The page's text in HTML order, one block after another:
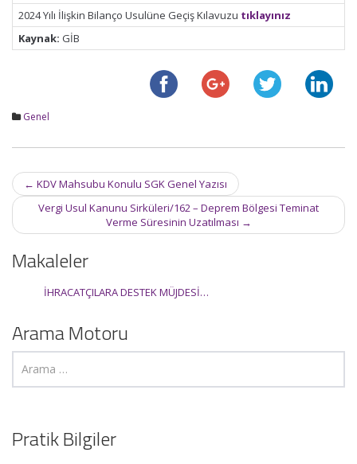
2024 Yılı İlişkin Bilanço Usulüne Geçiş Kılavuzu tıklayınız
Kaynak: GİB
Genel
Post
navigation
← KDV Mahsubu Konulu SGK Genel Yazısı
Vergi Usul Kanunu Sirküleri/162 – Deprem Bölgesi Teminat
Verme Süresinin Uzatılması →
Makaleler
İHRACATÇILARA DESTEK MÜJDESİ…
Arama Motoru
Pratik Bilgiler